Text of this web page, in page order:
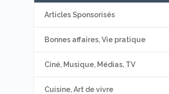
Articles Sponsorisés
Bonnes affaires, Vie pratique
Ciné, Musique, Médias, TV
Cuisine, Art de vivre